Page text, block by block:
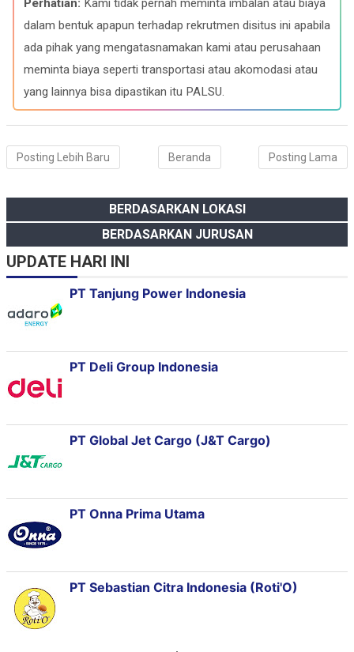
o
o
r
a
A
p
d
I
Perhatian: Kami tidak pernah meminta imbalan atau biaya
dalam bentuk apapun terhadap rekrutmen disitus ini apabila
ada pihak yang mengatasnamakan kami atau perusahaan
meminta biaya seperti transportasi atau akomodasi atau
yang lainnya bisa dipastikan itu PALSU.
Posting Lebih Baru Posting Lama
Beranda
BERDASARKAN LOKASI
BERDASARKAN JURUSAN
UPDATE HARI INI